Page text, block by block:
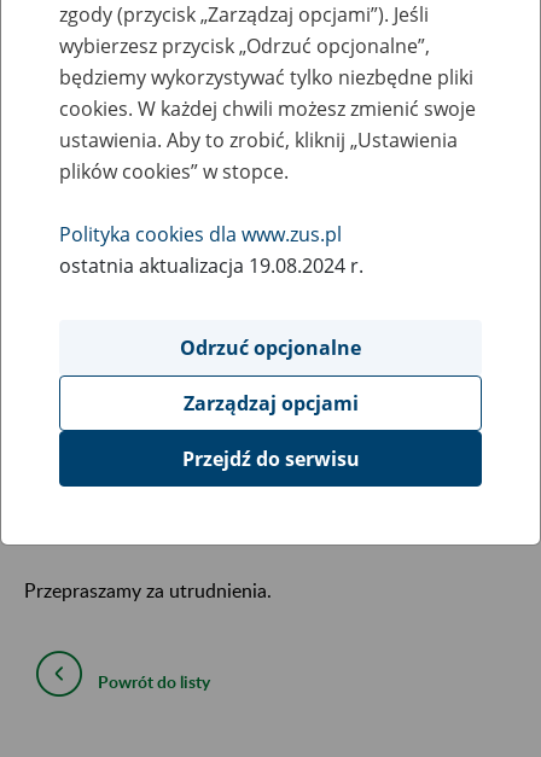
Informacja dla lekarzy - możliwe
ograniczenia w pobieraniu i anulowaniu
certyfikatów ZUS na portalu PUE ZUS
14
November
2018
Informujemy, że na portalu PUE ZUS mogą występować
ograniczenia w anulowaniu i pobieraniu certyfikatów z
ZUS wystawianych dla lekarzy.
O przywróceniu prawidłowego działania sytemu
Przepraszamy za utrudnienia.
Powrót do listy
zgody (przycisk „Zarządzaj opcjami”). Jeśli
wybierzesz przycisk „Odrzuć opcjonalne”,
będziemy wykorzystywać tylko niezbędne pliki
cookies. W każdej chwili możesz zmienić swoje
ustawienia. Aby to zrobić, kliknij „Ustawienia
plików cookies” w stopce.
Polityka cookies dla www.zus.pl
ostatnia aktualizacja 19.08.2024 r.
Odrzuć opcjonalne
Zarządzaj opcjami
Przejdź do serwisu